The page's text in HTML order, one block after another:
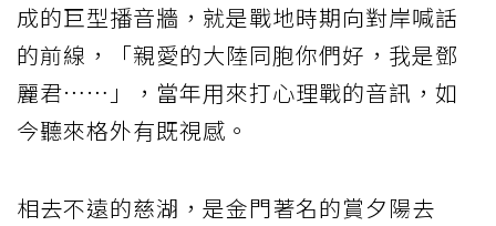
成的巨型播音牆，就是戰地時期向對岸喊話
的前線，「親愛的大陸同胞你們好，我是鄧
麗君……」，當年用來打心理戰的音訊，如
今聽來格外有既視感。
相去不遠的慈湖，是金門著名的賞夕陽去